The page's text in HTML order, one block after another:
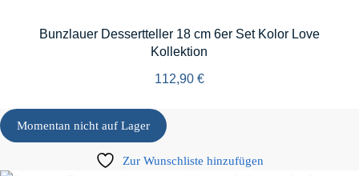
Bunzlauer Dessertteller 18 cm 6er Set Kolor Love
Kollektion
112,90 €
Momentan nicht auf Lager
Zur Wunschliste hinzufügen